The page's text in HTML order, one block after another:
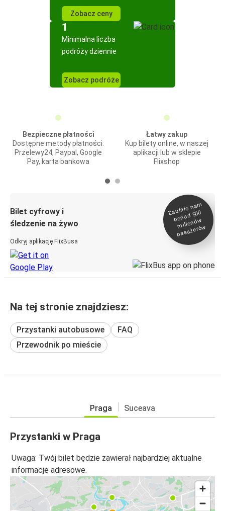
Zobacz ceny
1
Minimalna liczba
podróży dziennie
Zobacz podróże
Bezpieczne płatności
Dostępne metody płatności:
Przelewy24, Paypal, Google
Pay, karta bankowa
Łatwy zakup
Kup bilety online, w naszej
aplikacji lub w sklepie
Flixshop
Bilet cyfrowy i
śledzenie na żywo
Odkryj aplikację FlixBusa
Zaufało na
m
ponad 500
milionó
w
pasażeró
w
Na tej stronie znajdziesz:
Przystanki autobusowe
FAQ
Przewodnik po mieście
Praga Suceava
Przystanki w Praga
Uwaga: Twój bilet będzie zawierał najbardziej aktualne
informacje adresowe.